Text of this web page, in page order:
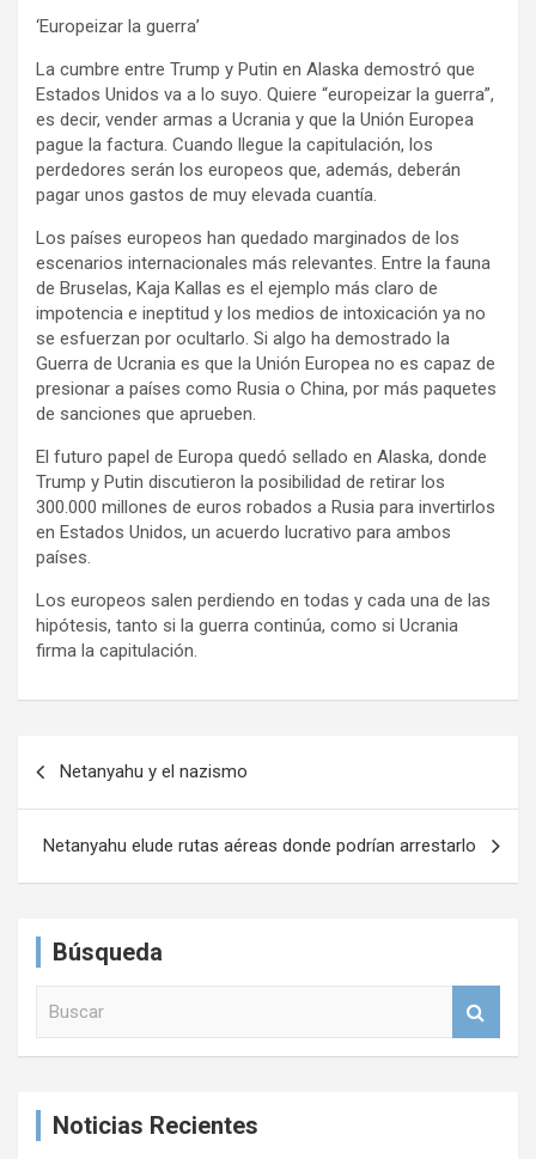
‘Europeizar la guerra’
La cumbre entre Trump y Putin en Alaska demostró que
Estados Unidos va a lo suyo. Quiere “europeizar la guerra”,
es decir, vender armas a Ucrania y que la Unión Europea
pague la factura. Cuando llegue la capitulación, los
perdedores serán los europeos que, además, deberán
pagar unos gastos de muy elevada cuantía.
Los países europeos han quedado marginados de los
escenarios internacionales más relevantes. Entre la fauna
de Bruselas, Kaja Kallas es el ejemplo más claro de
impotencia e ineptitud y los medios de intoxicación ya no
se esfuerzan por ocultarlo. Si algo ha demostrado la
Guerra de Ucrania es que la Unión Europea no es capaz de
presionar a países como Rusia o China, por más paquetes
de sanciones que aprueben.
El futuro papel de Europa quedó sellado en Alaska, donde
Trump y Putin discutieron la posibilidad de retirar los
300.000 millones de euros robados a Rusia para invertirlos
en Estados Unidos, un acuerdo lucrativo para ambos
países.
Los europeos salen perdiendo en todas y cada una de las
hipótesis, tanto si la guerra continúa, como si Ucrania
firma la capitulación.
ó
Netanyahu y el nazismo
Netanyahu elude rutas aéreas donde podrían arrestarlo
Búsqueda
Noticias Recientes